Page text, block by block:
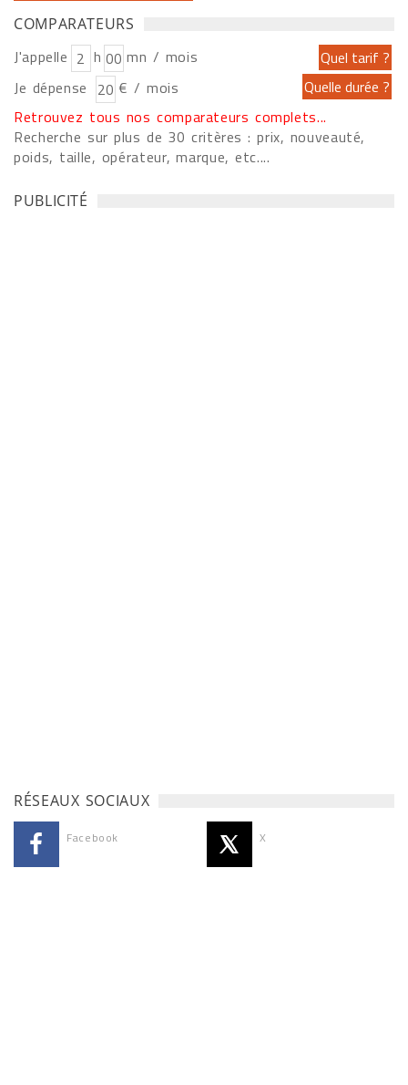
COMPARATEURS
J'appelle h
mn / mois
Je dépense
€ / mois
Retrouvez tous nos comparateurs complets...
Recherche sur plus de 30 critères : prix, nouveauté,
poids, taille, opérateur, marque, etc....
PUBLICITÉ
RÉSEAUX SOCIAUX
Facebook X